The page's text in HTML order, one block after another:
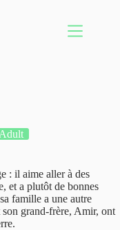
: il aime aller à des
et a plutôt de bonnes
famille a une autre
son grand-frère, Amir, ont